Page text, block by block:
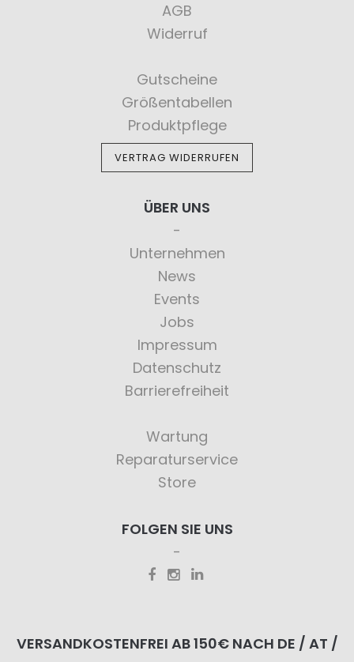
AGB
Widerruf
Gutscheine
Größentabellen
Produktpflege
VERTRAG WIDERRUFEN
ÜBER UNS
Unternehmen
News
Events
Jobs
Impressum
Datenschutz
Barrierefreiheit
Wartung
Reparaturservice
Store
FOLGEN SIE UNS
VERSANDKOSTENFREI AB 150€ NACH DE / AT /